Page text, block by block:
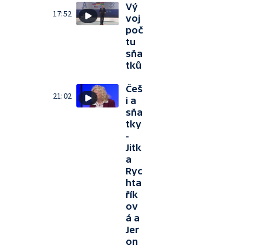
17:52
Vý
voj
poč
tu
sňa
tků
21:02
Češ
i a
sňa
tky
-
Jitk
a
Ryc
hta
řík
ov
á a
Jer
on